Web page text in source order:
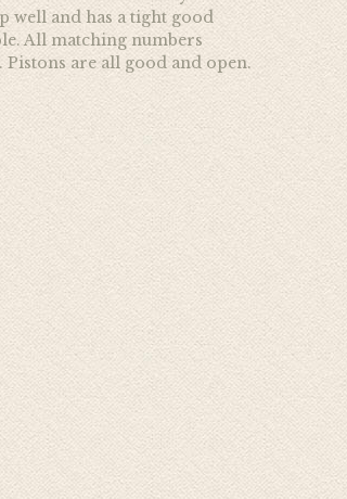
well and has a tight good
All matching numbers
Pistons are all good and open.